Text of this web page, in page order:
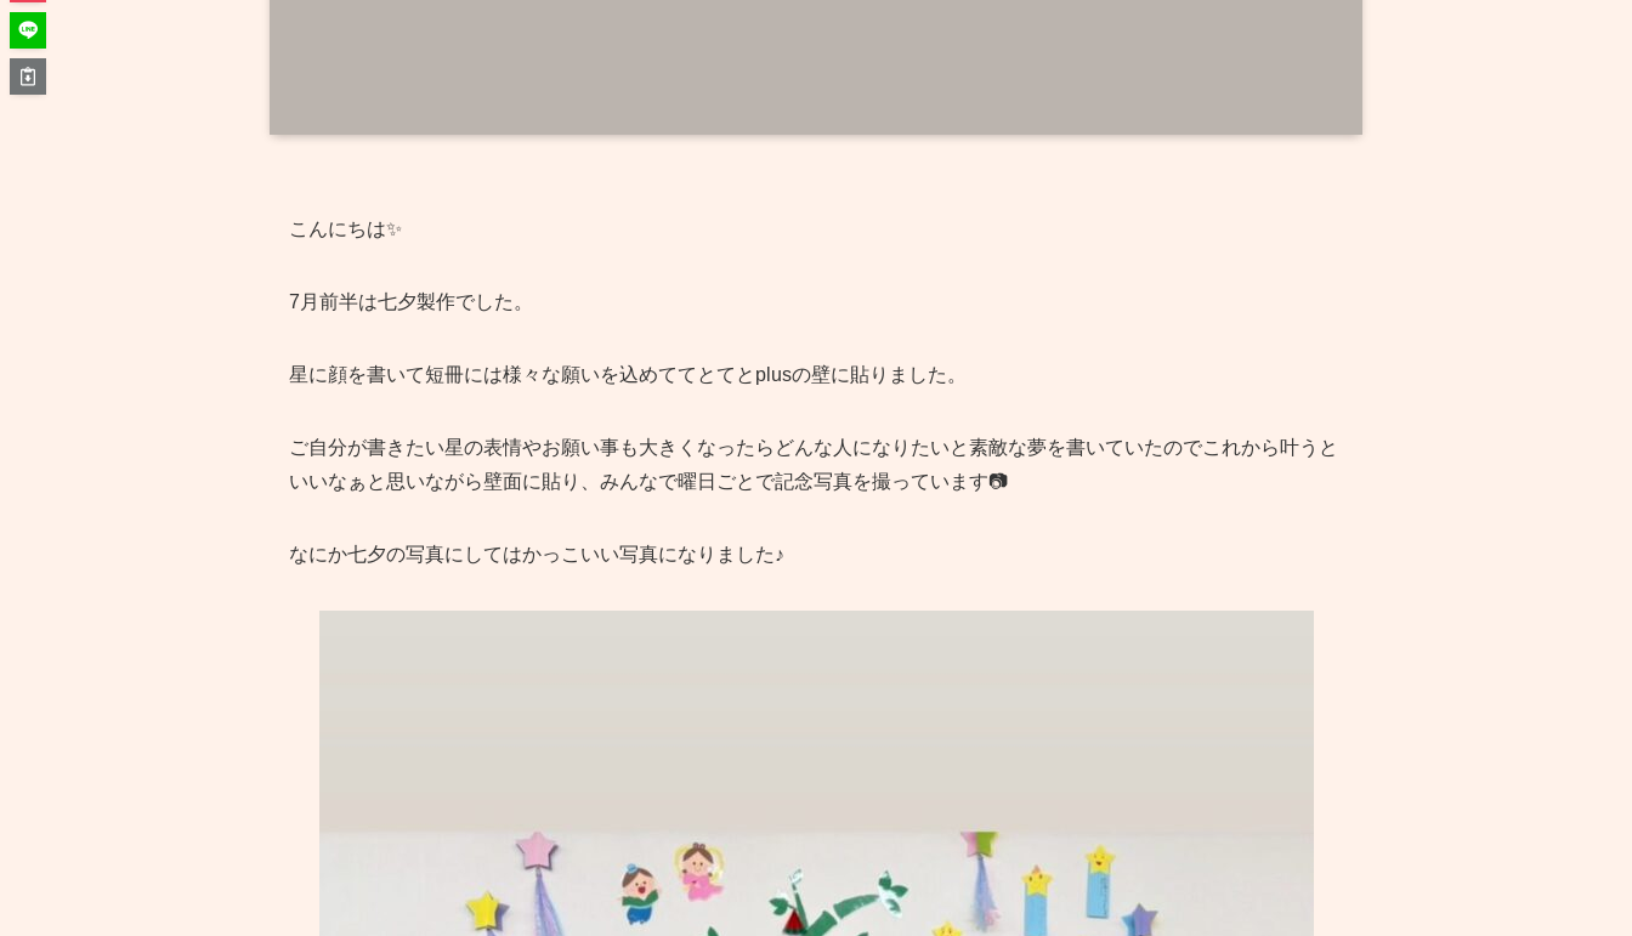
こんにちは✨
7月前半は七夕製作でした。
星に顔を書いて短冊には様々な願いを込めててとてとplusの壁に貼りました。
ご自分が書きたい星の表情やお願い事も大きくなったらどんな人になりたいと素敵な夢を書いていたのでこれから叶うと
いいなぁと思いながら壁面に貼り、みんなで曜日ごとで記念写真を撮っています📷
なにか七夕の写真にしてはかっこいい写真になりました♪